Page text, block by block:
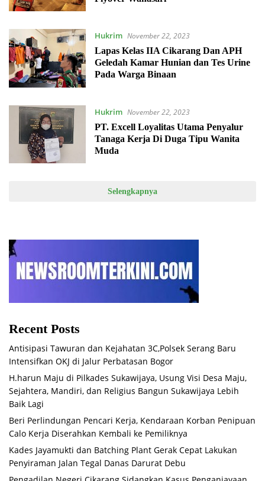
Hukrim November 22, 2023
Lapas Kelas IIA Cikarang Dan APH
Geledah Kamar Hunian dan Tes Urine
Pada Warga Binaan
Hukrim November 22, 2023
PT. Excell Loyalitas Utama Penyalur
Tanaga Kerja Di Duga Tipu Wanita
Muda
Selengkapnya
Recent Posts
Antisipasi Tawuran dan Kejahatan 3C,Polsek Serang Baru
Intensifkan OKJ di Jalur Perbatasan Bogor
H.harun Maju di Pilkades Sukawijaya, Usung Visi Desa Maju,
Sejahtera, Mandiri, dan Religius Bangun Sukawijaya Lebih
Baik Lagi
Beri Perlindungan Pencari Kerja, Kendaraan Korban Penipuan
Calo Kerja Diserahkan Kembali ke Pemiliknya
Kades Jayamukti dan Batching Plant Gerak Cepat Lakukan
Penyiraman Jalan Tegal Danas Darurat Debu